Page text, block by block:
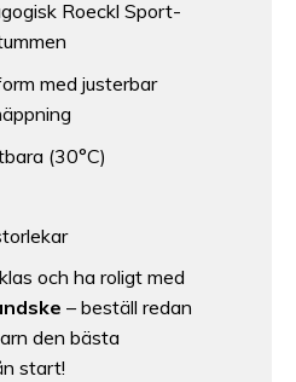
Roeckl Sport-
med justerbar
(30°C)
och ha roligt med
– beställ redan
den bästa
start!